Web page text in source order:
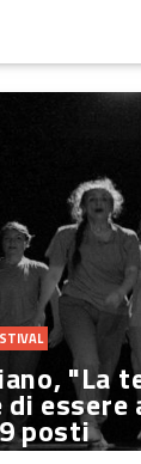
"La
essere
posti